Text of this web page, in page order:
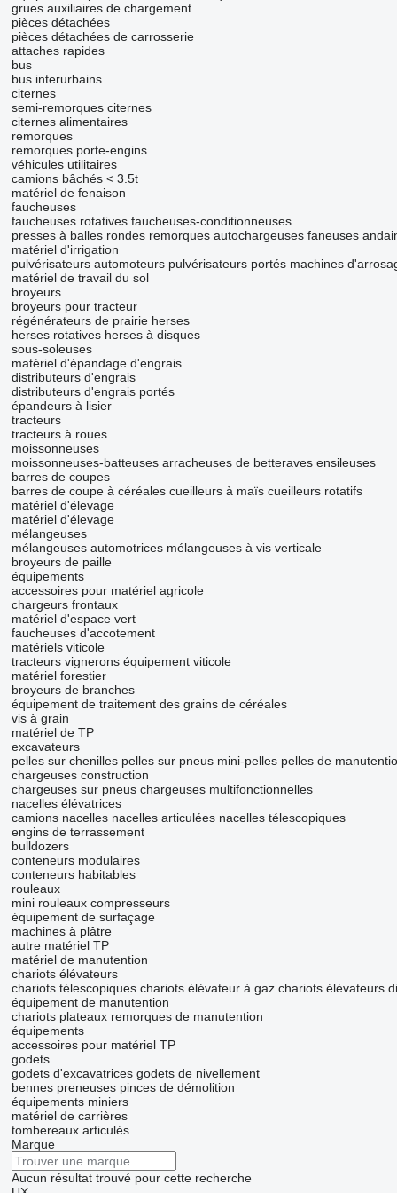
grues auxiliaires de chargement
pièces détachées
pièces détachées de carrosserie
attaches rapides
bus
bus interurbains
citernes
semi-remorques citernes
citernes alimentaires
remorques
remorques porte-engins
véhicules utilitaires
camions bâchés < 3.5t
matériel de fenaison
faucheuses
faucheuses rotatives faucheuses-conditionneuses
presses à balles rondes remorques autochargeuses faneuses
matériel d'irrigation
pulvérisateurs automoteurs pulvérisateurs portés machines
matériel de travail du sol
broyeurs
broyeurs pour tracteur
régénérateurs de prairie herses
herses rotatives herses à disques
sous-soleuses
matériel d'épandage d'engrais
distributeurs d'engrais
distributeurs d'engrais portés
épandeurs à lisier
tracteurs
tracteurs à roues
moissonneuses
moissonneuses-batteuses arracheuses de betteraves ensileuses
barres de coupes
barres de coupe à céréales cueilleurs à maïs cueilleurs rotatifs
matériel d'élevage
matériel d'élevage
mélangeuses
mélangeuses automotrices mélangeuses à vis verticale
broyeurs de paille
équipements
accessoires pour matériel agricole
chargeurs frontaux
matériel d'espace vert
faucheuses d'accotement
matériels viticole
tracteurs vignerons équipement viticole
matériel forestier
broyeurs de branches
équipement de traitement des grains de céréales
vis à grain
matériel de TP
excavateurs
pelles sur chenilles pelles sur pneus mini-pelles pelles de
chargeuses construction
chargeuses sur pneus chargeuses multifonctionnelles
nacelles élévatrices
camions nacelles nacelles articulées nacelles télescopiques
engins de terrassement
bulldozers
conteneurs modulaires
conteneurs habitables
rouleaux
mini rouleaux compresseurs
équipement de surfaçage
machines à plâtre
autre matériel TP
matériel de manutention
chariots élévateurs
chariots télescopiques chariots élévateur à gaz chariots élévateurs
équipement de manutention
chariots plateaux remorques de manutention
équipements
accessoires pour matériel TP
godets
godets d'excavatrices godets de nivellement
bennes preneuses pinces de démolition
équipements miniers
matériel de carrières
tombereaux articulés
Marque
Aucun résultat trouvé pour cette recherche